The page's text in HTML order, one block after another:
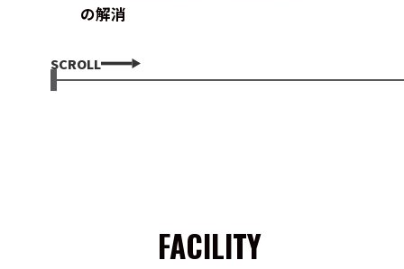
の解消
SCROLL
FACILITY